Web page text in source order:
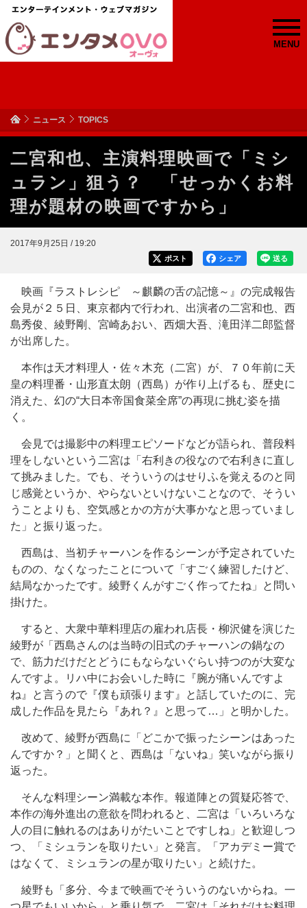
MENU
ニュース TOPICS
二宮和也、主演料理映画で「ミシ
ュラン」狙う？ 「せっかくお料
理が題材の映画ですから」
2017年9月25日 / 19:20
送る
シェア
ポスト
映画『ラストレシピ ～麒麟の舌の記憶～』の完成報告
会見が２５日、東京都内で行われ、出演者の二宮和也、西
島秀俊、綾野剛、宮崎あおい、西畑大吾、滝田洋二郎監督
が出席した。
本作は天才料理人・佐々木充（二宮）が、７０年前に天
皇の料理番・山形直太朗（西島）が作り上げるも、歴史に
消えた、幻の“大日本帝国食菜全席”の再現に挑む姿を描
く。
会見では撮影中の料理エピソードなどが語られ、普段料
理をしないという二宮は「右利きの役なので右利きに直し
て挑みました。でも、そういうのはせりふを覚えるのと同
じ感覚というか、やらないといけないことなので、そうい
うことよりも、空気感とかの方が大事かなと思っていまし
た」と振り返った。
西島は、当初チャーハンを作るシーンが予定されていた
ものの、なくなったことについて「すごく練習したけど、
結局なかったです。綾野くんがすごく作ってたね」と問い
掛けた。
すると、大衆中華料理店の雇われ店長・柳沢健を演じた
綾野が「西島さんのは当時の旧式のチャーハンの鍋なの
で、筋力だけだとどうにもならないぐらい持つのが大変な
んですよ。リハ中にお会いした時に『腕が痛いんですよ
ね』と言うので『僕も頑張ります』と話していたのに、完
成した作品を見たら『あれ？』と思って…」と明かした。
改めて、綾野が西島に「どこかで振ったシーンはあった
んですか？」と聞くと、西島は「ないね」笑いながら振り
返った。
そんな料理シーン満載な本作。報道陣との質疑応答で、
本作の海外進出の意欲を問われると、二宮は「いろいろな
人の目に触れるのはありがたいことですしね」と歓迎しつ
つ、「ミシュランを取りたい」と発言。「アカデミー賞で
はなくて、ミシュランの星が取りたい」と続けた。
綾野も「多分、今まで映画でそういうのないからね。一